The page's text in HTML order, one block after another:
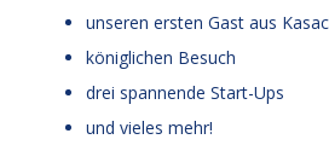
unseren ersten Gast aus
königlichen Besuch
drei spannende Start-Ups
und vieles mehr!